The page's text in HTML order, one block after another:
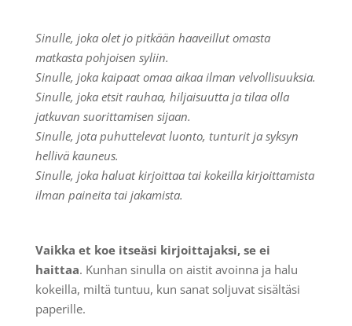
Sinulle, joka olet jo pitkään haaveillut omasta
matkasta pohjoisen syliin.
Sinulle, joka kaipaat omaa aikaa ilman velvollisuuksia.
Sinulle, joka etsit rauhaa, hiljaisuutta ja tilaa olla
jatkuvan suorittamisen sijaan.
Sinulle, jota puhuttelevat luonto, tunturit ja syksyn
hellivä kauneus.
Sinulle, joka haluat kirjoittaa tai kokeilla kirjoittamista
ilman paineita tai jakamista.
Vaikka et koe itseäsi kirjoittajaksi, se ei
haittaa. Kunhan sinulla on aistit avoinna ja halu
kokeilla, miltä tuntuu, kun sanat soljuvat sisältäsi
paperille.